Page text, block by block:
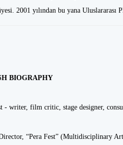
2001 yılından bu yana Uluslararası
BIOGRAPHY
- writer, film critic, stage designer,
“Pera Fest” (Multidisciplinary